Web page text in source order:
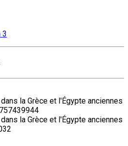
3
la Grèce et l'Égypte anciennes
la Grèce et l'Égypte anciennes